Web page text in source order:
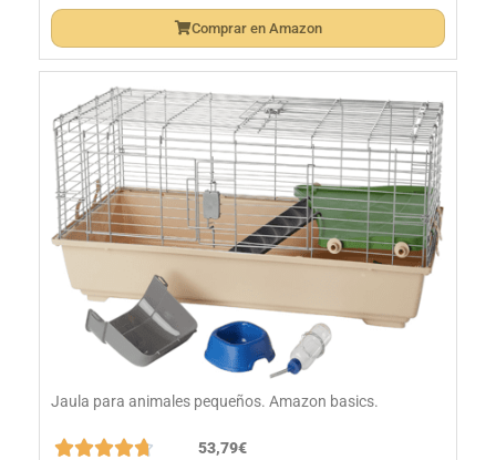
Comprar en Amazon
Jaula para animales pequeños. Amazon basics.
 53,79€